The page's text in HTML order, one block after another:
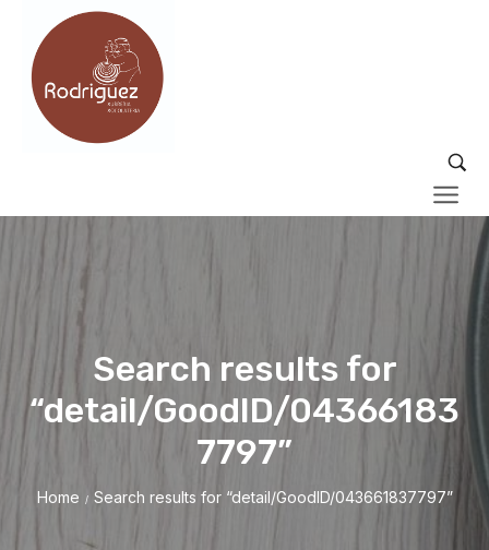
Search results for
“detail/GoodID/04366183
7797”
Home / Search results for “detail/GoodID/043661837797”